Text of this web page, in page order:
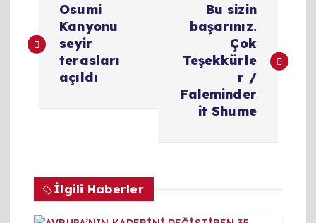
a
e
z
Osumi
Kanyonu
seyir
terasları
açıldı
Bu sizin
başarınız.
Çok
Teşekkürle
r /
Faleminder
it Shume
İlgili Haberler